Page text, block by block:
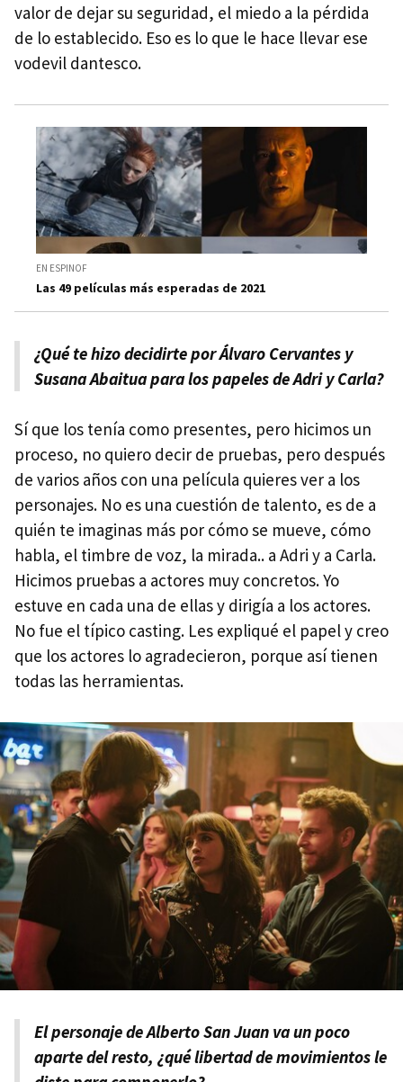
valor de dejar su seguridad, el miedo a la pérdida
de lo establecido. Eso es lo que le hace llevar ese
vodevil dantesco.
EN ESPINOF
Las 49 películas más esperadas de 2021
¿Qué te hizo decidirte por Álvaro Cervantes y
Susana Abaitua para los papeles de Adri y Carla?
Sí que los tenía como presentes, pero hicimos un
proceso, no quiero decir de pruebas, pero después
de varios años con una película quieres ver a los
personajes. No es una cuestión de talento, es de a
quién te imaginas más por cómo se mueve, cómo
habla, el timbre de voz, la mirada.. a Adri y a Carla.
Hicimos pruebas a actores muy concretos. Yo
estuve en cada una de ellas y dirigía a los actores.
No fue el típico casting. Les expliqué el papel y creo
que los actores lo agradecieron, porque así tienen
todas las herramientas.
El personaje de Alberto San Juan va un poco
aparte del resto, ¿qué libertad de movimientos le